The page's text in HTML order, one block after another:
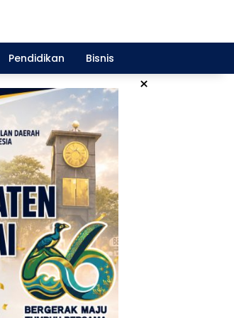
Pendidikan Bisnis
×